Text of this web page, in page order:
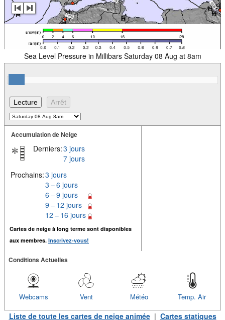
Sea Level Pressure in Millibars Saturday 08 Aug at 8am
Accumulation de Neige
Derniers:3 jours
7 jours
Prochains:3 jours
3 – 6 jours
6 – 9 jours
9 – 12 jours
12 – 16 jours
Cartes de neige à long terme sont disponibles
aux membres. Inscrivez-vous!
Conditions Actuelles
Temp. Air
Météo
Vent
Webcams
Liste de toute les cartes de neige animée| Cartes statiques